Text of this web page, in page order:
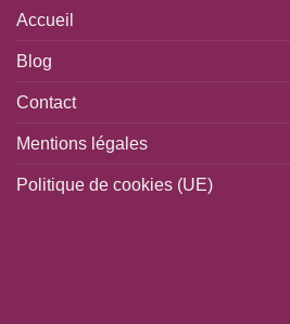
Accueil
Blog
Contact
Mentions légales
Politique de cookies (UE)